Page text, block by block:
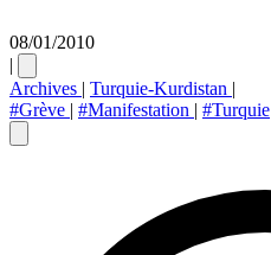
08/01/2010
|
Archives | Turquie-Kurdistan |
#Grève | #Manifestation | #Turquie